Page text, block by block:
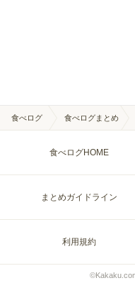
食べログ 食べログまとめ
食べログHOME
まとめガイドライン
利用規約